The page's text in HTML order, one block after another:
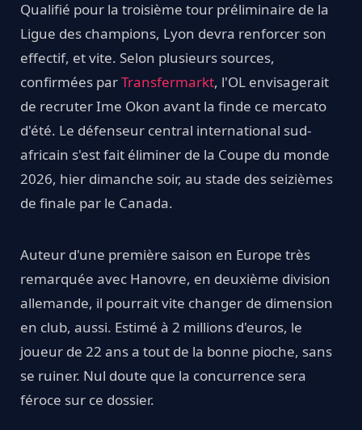
Qualifié pour la troisième tour préliminaire de la
Ligue des champions, Lyon devra renforcer son
effectif, et vite. Selon plusieurs sources,
confirmées parTransfermarkt, l'OL envisagerait
de recruter Ime Okon avant la finde ce mercato
d'été. Le défenseur central international sud-
africain s'est fait éliminer de la Coupe du monde
2026, hier dimanche soir, au stade des seizièmes
de finale par le Canada.
Auteur d'une première saison en Europe très
remarquée avec Hanovre, en deuxième division
allemande, il pourrait vite changer de dimension
en club, aussi. Estimé à 2 millions d'euros, le
joueur de 22 ans a tout de la bonne pioche, sans
se ruiner. Nul doute que la concurrence sera
féroce sur ce dossier.